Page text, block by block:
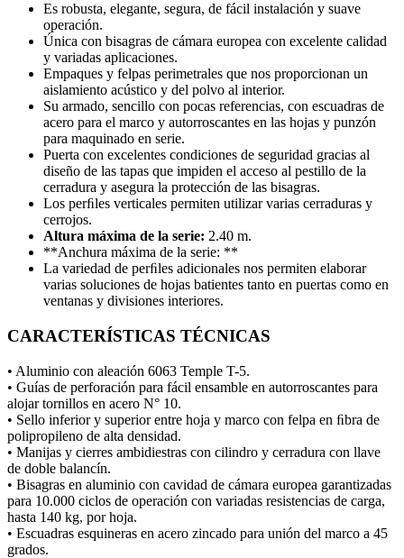
Es robusta, elegante, segura, de fácil instalación y suave
operación.
Única con bisagras de cámara europea con excelente calidad
y variadas aplicaciones.
Empaques y felpas perimetrales que nos proporcionan un
aislamiento acústico y del polvo al interior.
Su armado, sencillo con pocas referencias, con escuadras de
acero para el marco y autorroscantes en las hojas y punzón
para maquinado en serie.
Puerta con excelentes condiciones de seguridad gracias al
diseño de las tapas que impiden el acceso al pestillo de la
cerradura y asegura la protección de las bisagras.
Los perﬁles verticales permiten utilizar varias cerraduras y
cerrojos.
Altura máxima de la serie: 2.40 m.
**Anchura máxima de la serie: **
La variedad de perﬁles adicionales nos permiten elaborar
varias soluciones de hojas batientes tanto en puertas como en
ventanas y divisiones interiores.
CARACTERÍSTICAS TÉCNICAS
• Aluminio con aleación 6063 Temple T-5.
• Guías de perforación para fácil ensamble en autorroscantes para
alojar tornillos en acero N° 10.
• Sello inferior y superior entre hoja y marco con felpa en ﬁbra de
polipropileno de alta densidad.
• Manijas y cierres ambidiestras con cilindro y cerradura con llave
de doble balancín.
• Bisagras en aluminio con cavidad de cámara europea garantizadas
para 10.000 ciclos de operación con variadas resistencias de carga,
hasta 140 kg, por hoja.
• Escuadras esquineras en acero zincado para unión del marco a 45
grados.